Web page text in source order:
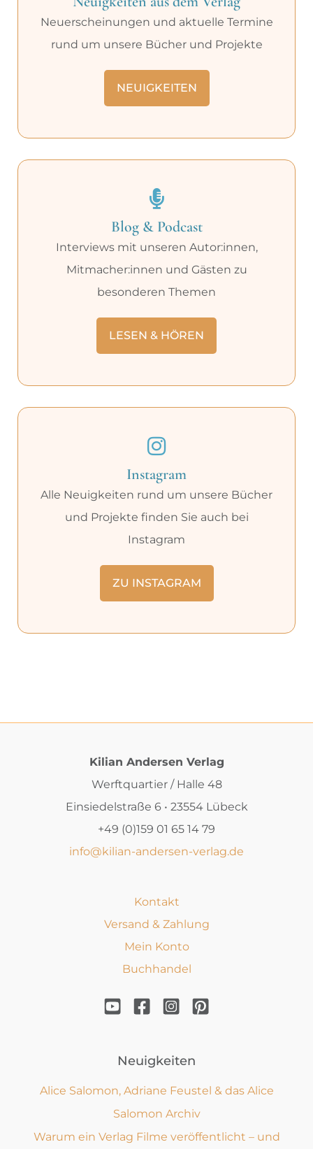
Neuerscheinungen und aktuelle Termine
rund um unsere Bücher und Projekte
NEUIGKEITEN
Blog & Podcast
Interviews mit unseren Autor:innen,
Mitmacher:innen und Gästen zu
besonderen Themen
LESEN & HÖREN
Instagram
Alle Neuigkeiten rund um unsere Bücher
und Projekte finden Sie auch bei
Instagram
ZU INSTAGRAM
Kilian Andersen Verlag
Werftquartier / Halle 48
Einsiedelstraße 6 • 23554 Lübeck
+49 (0)159 01 65 14 79
info@kilian-andersen-verlag.de
Kontakt
Versand & Zahlung
Mein Konto
Buchhandel
Neuigkeiten
Alice Salomon, Adriane Feustel & das Alice
Salomon Archiv
Warum ein Verlag Filme veröffentlicht – und